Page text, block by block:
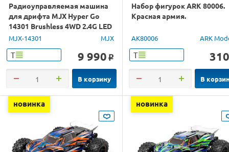
Радиоуправляемая машина
для дрифта MJX Hyper Go
14301 Brushless 4WD 2.4G LED
1/14 RTR
MJX-14301 MJX
Т 9 990 o
В корзину
Набор фигурок ARK 80006.
Красная армия.
AK80006 ARK
Т 310
В
новинка новинка